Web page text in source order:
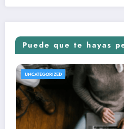
Puede que te hayas
REVISTA DE CINE | NOTICIAS, IMÁGENES,
UNCATEGORIZED